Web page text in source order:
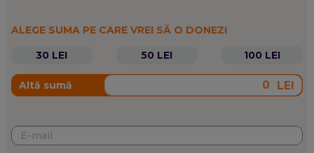
ALEGE SUMA PE CARE VREI SĂ O DONEZI
30 LEI
50 LEI 100 LEI
Altă sumă LEI